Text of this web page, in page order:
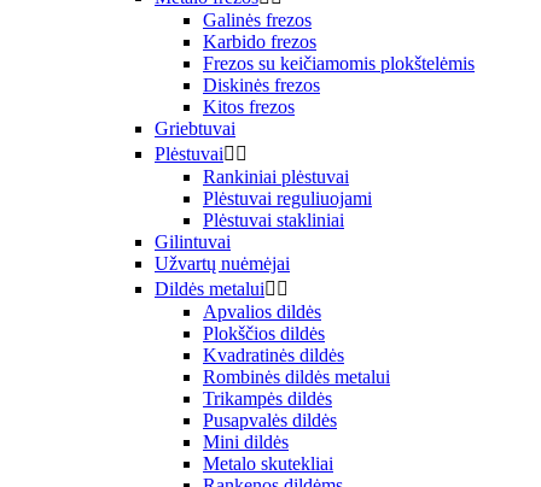
Galinės frezos
Karbido frezos
Frezos su keičiamomis plokštelėmis
Diskinės frezos
Kitos frezos
Griebtuvai
Plėstuvai 
Rankiniai plėstuvai
Plėstuvai reguliuojami
Plėstuvai stakliniai
Gilintuvai
Užvartų nuėmėjai
Dildės metalui 
Apvalios dildės
Plokščios dildės
Kvadratinės dildės
Rombinės dildės metalui
Trikampės dildės
Pusapvalės dildės
Mini dildės
Metalo skutekliai